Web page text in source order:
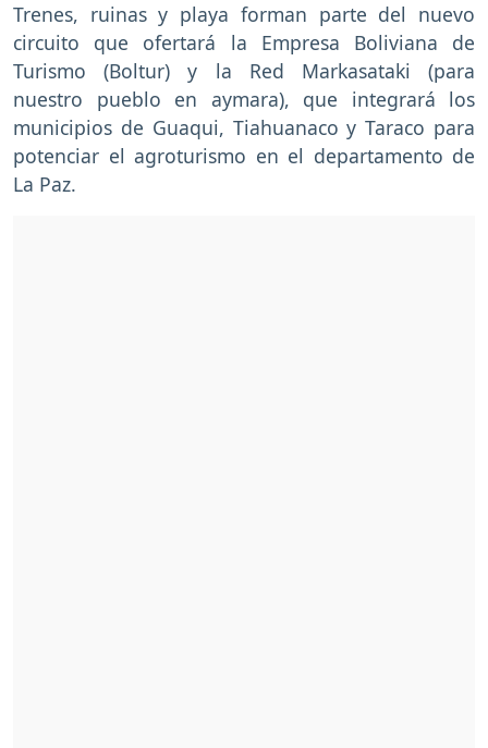
Trenes, ruinas y playa forman parte del nuevo
circuito que ofertará la Empresa Boliviana de
Turismo (Boltur) y la Red Markasataki (para
nuestro pueblo en aymara), que integrará los
municipios de Guaqui, Tiahuanaco y Taraco para
potenciar el agroturismo en el departamento de
La Paz.